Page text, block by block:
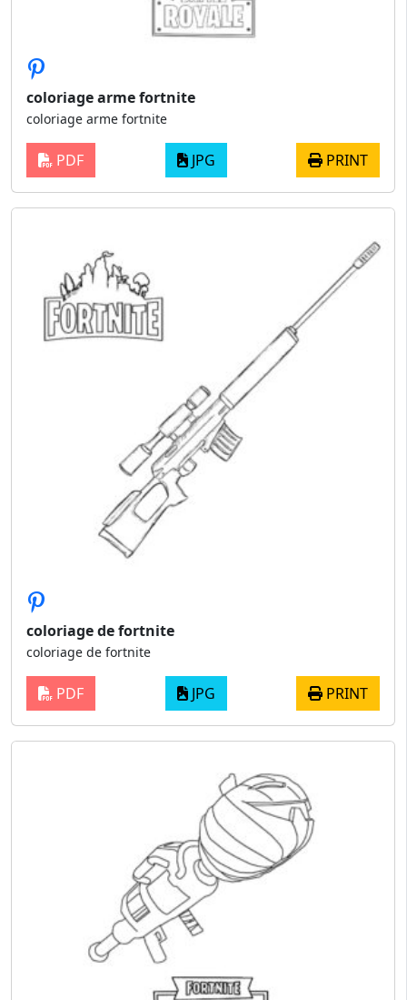
coloriage arme fortnite
coloriage arme fortnite
PDF JPG PRINT
coloriage de fortnite
coloriage de fortnite
PDF JPG PRINT